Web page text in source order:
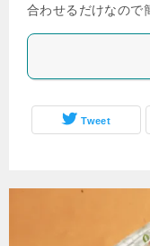
合わせるだけなの
Tweet